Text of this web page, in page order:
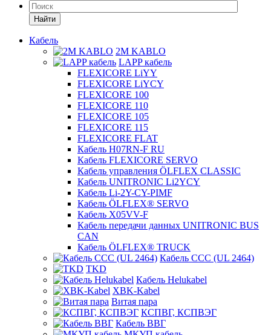
Найти
Кабель
2M KABLO
LAPP кабель
FLEXICORE LiYY
FLEXICORE LiYCY
FLEXICORE 100
FLEXICORE 110
FLEXICORE 105
FLEXICORE 115
FLEXICORE FLAT
Кабель H07RN-F RU
Кабель FLEXICORE SERVO
Кабель управления ÖLFLEX CLASSIC
Кабель UNITRONIC Li2YCY
Кабель Li-2Y-CY-PIMF
Кабель ÖLFLEX® SERVO
Кабель X05VV-F
Кабель передачи данных UNITRONIC BUS
CAN
Кабель ÖLFLEX® TRUCK
Кабель CCC (UL 2464)
TKD
Кабель Helukabel
XBK-Kabel
Витая пара
КСПВГ, КСПВЭГ
Кабель ВВГ